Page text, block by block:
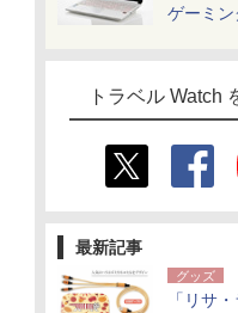
ゲーミン
トラベル Watch
最新記事
グッズ
「リサ